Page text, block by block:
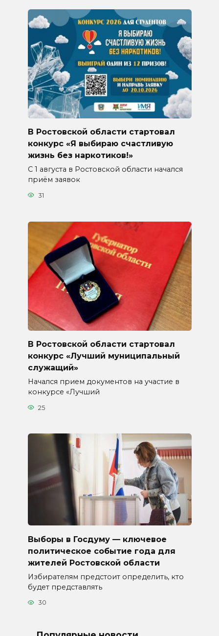
В Ростовской области стартовал
конкурс «Я выбираю счастливую
жизнь без наркотиков!»
С 1 августа в Ростовской области начался
приём заявок
31
В Ростовской области стартовал
конкурс «Лучший муниципальный
служащий»
Начался прием документов на участие в
конкурсе «Лучший
25
Выборы в Госдуму — ключевое
политическое событие года для
жителей Ростовской области
Избирателям предстоит определить, кто
будет представлять
30